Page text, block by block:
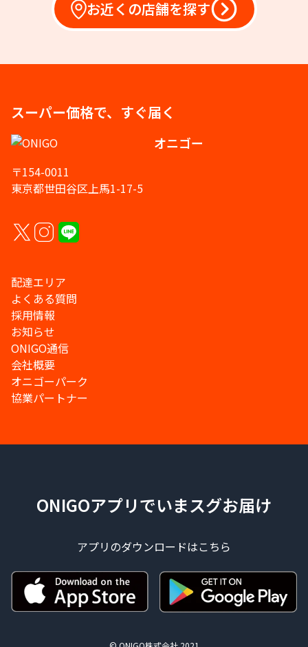
お近くの店舗を探す
スーパー価格で、すぐ届く
オニゴー
〒154-0011
東京都世田谷区上馬1-17-5
配達エリア
よくある質問
採用情報
お知らせ
ONIGO通信
会社概要
オニゴーパーク
協業パートナー
ONIGOアプリでいまスグお届け
アプリのダウンロードはこちら